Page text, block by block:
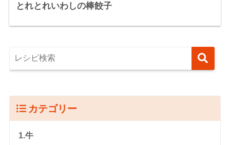
とれとれいわしの棒餃子
カテゴリー
1.牛